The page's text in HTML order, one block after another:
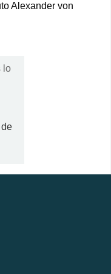
Alexander von
lo